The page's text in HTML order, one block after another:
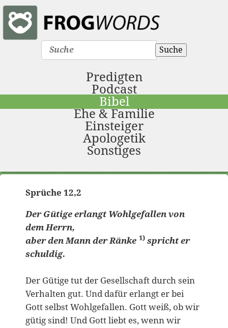
Suche
Predigten
Podcast
Bibel
Ehe & Familie
Einsteiger
Apologetik
Sonstiges
Sprüche 12,2
Der Gütige erlangt Wohlgefallen von
demHerrn,
aber den Mann der Ränke 1) spricht er
schuldig.
Der Gütige tut der Gesellschaft durch sein
Verhalten gut. Und dafür erlangt er bei
Gott selbst Wohlgefallen. Gott weiß, ob wir
gütig sind! Und Gott liebt es, wenn wir